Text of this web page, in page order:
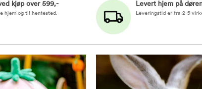
kjøp over 599,-
hjem og til hentested.
Levert hjem på
Leveringstid er fra 2-5